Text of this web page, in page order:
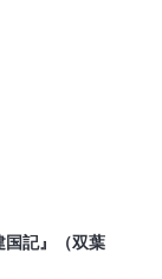
国記』（双葉